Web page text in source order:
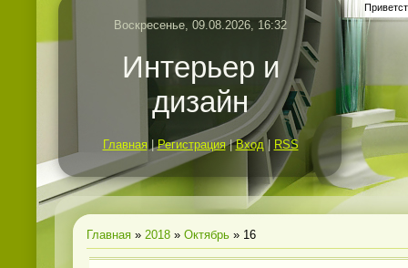
Воскресенье, 09.08.2026, 16:32
Интерьер и
дизайн
Главная |Регистрация|Вход| RSS
Главная » 2018 » Октябрь » 16